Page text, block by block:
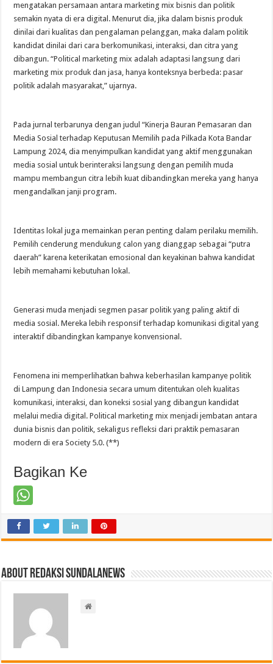
mengatakan persamaan antara marketing mix bisnis dan politik
semakin nyata di era digital. Menurut dia, jika dalam bisnis produk
dinilai dari kualitas dan pengalaman pelanggan, maka dalam politik
kandidat dinilai dari cara berkomunikasi, interaksi, dan citra yang
dibangun. “Political marketing mix adalah adaptasi langsung dari
marketing mix produk dan jasa, hanya konteksnya berbeda: pasar
politik adalah masyarakat,” ujarnya.
Pada jurnal terbarunya dengan judul “Kinerja Bauran Pemasaran dan
Media Sosial terhadap Keputusan Memilih pada Pilkada Kota Bandar
Lampung 2024, dia menyimpulkan kandidat yang aktif menggunakan
media sosial untuk berinteraksi langsung dengan pemilih muda
mampu membangun citra lebih kuat dibandingkan mereka yang hanya
mengandalkan janji program.
Identitas lokal juga memainkan peran penting dalam perilaku memilih.
Pemilih cenderung mendukung calon yang dianggap sebagai “putra
daerah” karena keterikatan emosional dan keyakinan bahwa kandidat
lebih memahami kebutuhan lokal.
Generasi muda menjadi segmen pasar politik yang paling aktif di
media sosial. Mereka lebih responsif terhadap komunikasi digital yang
interaktif dibandingkan kampanye konvensional.
Fenomena ini memperlihatkan bahwa keberhasilan kampanye politik
di Lampung dan Indonesia secara umum ditentukan oleh kualitas
komunikasi, interaksi, dan koneksi sosial yang dibangun kandidat
melalui media digital. Political marketing mix menjadi jembatan antara
dunia bisnis dan politik, sekaligus refleksi dari praktik pemasaran
modern di era Society 5.0. (**)
Bagikan Ke
About Redaksi Sundalanews